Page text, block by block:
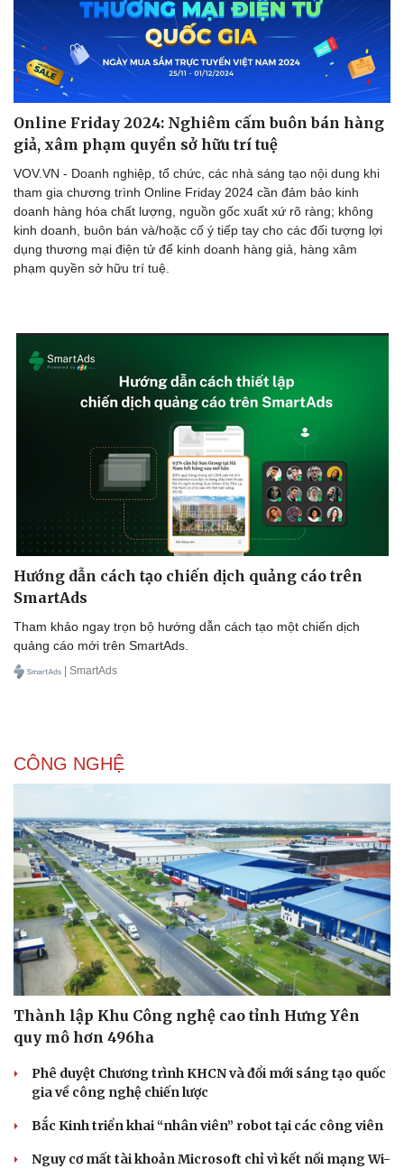
Dinh dưỡng - món ngon
Sản phụ khoa
Nhi khoa
Nam khoa
Làm đẹp - giảm cân
Phòng mạch online
Ăn sạch sống khỏe
Đời sống
Nhà đẹp
Blog
Tình yêu - Gia đình
Online Friday 2024: Nghiêm cấm buôn bán hàng
giả, xâm phạm quyền sở hữu trí tuệ
VOV.VN - Doanh nghiệp, tổ chức, các nhà sáng tạo nội dung khi
tham gia chương trình Online Friday 2024 cần đảm bảo kinh
doanh hàng hóa chất lượng, nguồn gốc xuất xứ rõ ràng; không
kinh doanh, buôn bán và/hoặc cố ý tiếp tay cho các đối tượng lợi
dụng thương mại điện tử để kinh doanh hàng giả, hàng xâm
phạm quyền sở hữu trí tuệ.
Hướng dẫn cách tạo chiến dịch quảng cáo trên
SmartAds
Tham khảo ngay trọn bộ hướng dẫn cách tạo một chiến dịch
quảng cáo mới trên SmartAds.
| SmartAds
CÔNG NGHỆ
Thành lập Khu Công nghệ cao tỉnh Hưng Yên
quy mô hơn 496ha
Phê duyệt Chương trình KHCN và đổi mới sáng tạo quốc
gia về công nghệ chiến lược
Bắc Kinh triển khai “nhân viên” robot tại các công viên
Nguy cơ mất tài khoản Microsoft chỉ vì kết nối mạng Wi-